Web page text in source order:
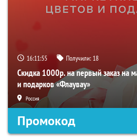
16:11:54 Получили: 18
Скидка 1000р. на первый заказ на
и подарков «Флаувау»
Россия
Промокод